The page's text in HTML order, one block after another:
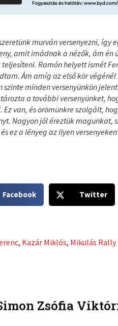
murván versenyezni,
amit imádnak a nézők, ám
Ramón helyett ismét
Ám amíg az első kör
szinte minden versenyünkön
a további versenyünket,
van, és örömünkre szolgált,
Nagyon jól éreztük magunkat,
ez a lényeg az ilyen
Facebook
h
o
t
t
Twitter
, Kazár Miklós, Mikulás Rally
Zsófia